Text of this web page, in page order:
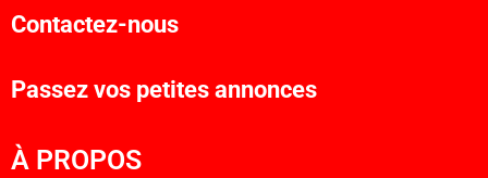
Contactez-nous
Passez vos petites annonces
À PROPOS